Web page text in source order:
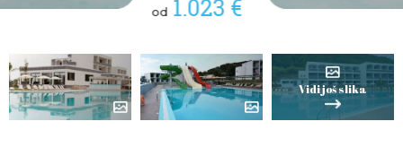
od 1.023 €
Vidi još slika